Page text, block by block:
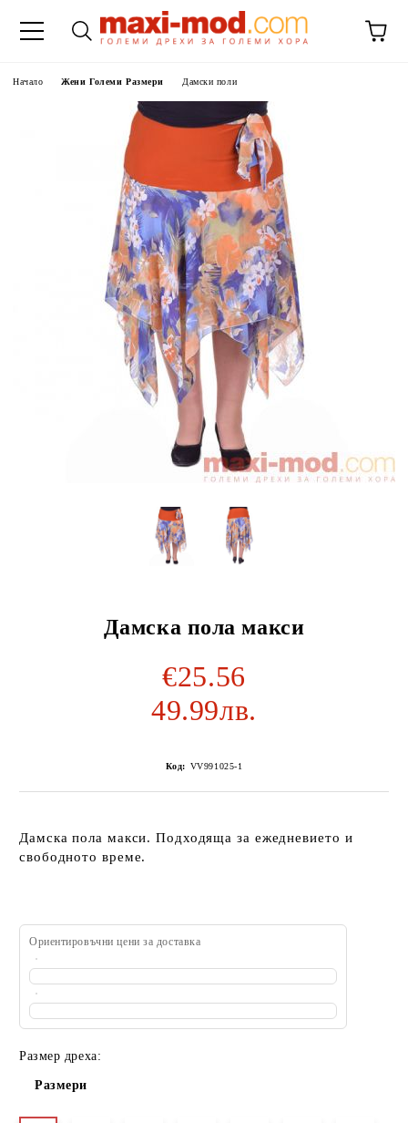
Начало Жени Големи Размери Дамски поли
Дамска пола макси
€25.56
49.99лв.
Код: VV991025-1
Дамска пола макси. Подходяща за ежедневието и
свободното време.
Ориентировъчни цени за доставка
Размер дреха:
Размери